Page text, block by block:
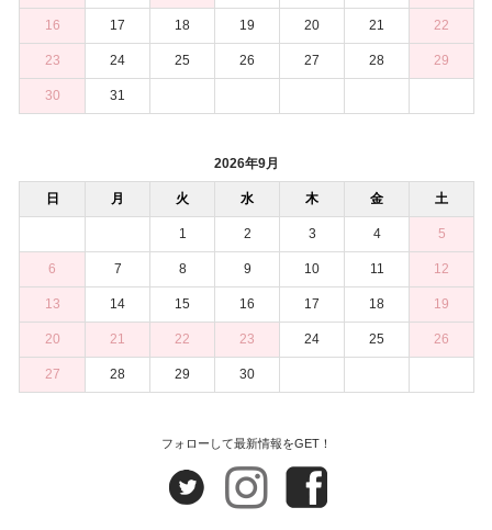
16 17 18 19 20 21 22
23 24 25 26 27 28 29
30 31
2026年9月
日 月 火 水 木 金 土
1 2 3 4 5
6 7 8 9 10 11 12
13 14 15 16 17 18 19
20 21 22 23 24 25 26
27 28 29 30
フォローして最新情報をGET！